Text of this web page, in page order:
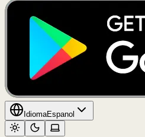
IdiomaEspanol